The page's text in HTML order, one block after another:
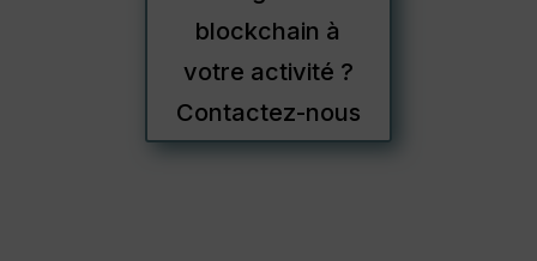
blockchain à
votre activité ?
Contactez-nous